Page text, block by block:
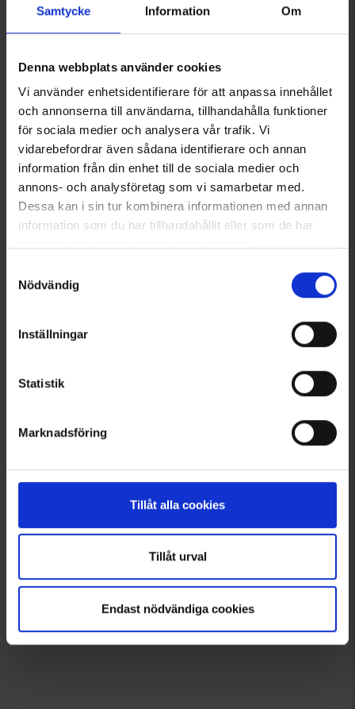
Samtycke Information Om
Denna webbplats använder cookies
Vi använder enhetsidentifierare för att anpassa innehållet
och annonserna till användarna, tillhandahålla funktioner
för sociala medier och analysera vår trafik. Vi
vidarebefordrar även sådana identifierare och annan
information från din enhet till de sociala medier och
annons- och analysföretag som vi samarbetar med.
Dessa kan i sin tur kombinera informationen med annan
information som du har tillhandahållit eller som de har
Nödvändig
Inställningar
Statistik
Marknadsföring
Tillåt alla cookies
Tillåt urval
Endast nödvändiga cookies
Du kanske också behöver
Från25 kr
Andra köpte även
Klicka och låt dig inspireras!